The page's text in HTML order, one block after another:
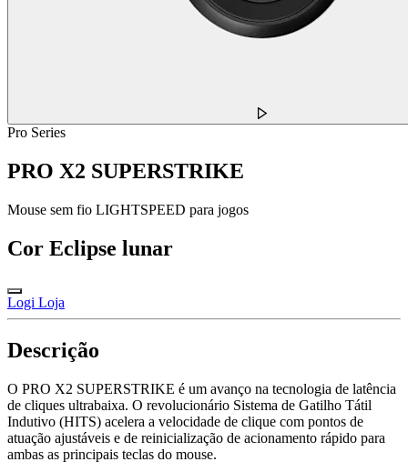
Pro Series
PRO X2 SUPERSTRIKE
Mouse sem fio LIGHTSPEED para jogos
Cor Eclipse lunar
Logi Loja
Descrição
O PRO X2 SUPERSTRIKE é um avanço na tecnologia de latência
de cliques ultrabaixa. O revolucionário Sistema de Gatilho Tátil
Indutivo (HITS) acelera a velocidade de clique com pontos de
atuação ajustáveis e de reinicialização de acionamento rápido para
ambas as principais teclas do mouse.